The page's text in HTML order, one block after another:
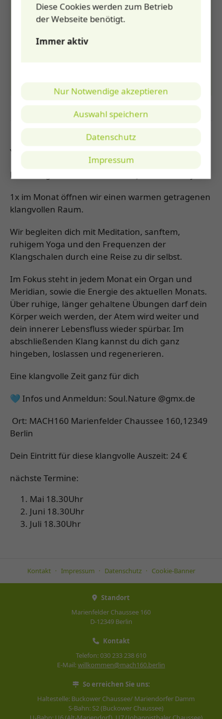
Gesundheitslounge
Marienfelder Chaussee 160
Yoga und Klang mit Sina und Claudi
Eine klangvolle Reise durch den Jahreszeitenzyklus
1x im Monat öffnen wir einen warmen getragenen
klangvollen Raum.
Wir begleiten dich mit Meditation, sanftem,
ruhigem Yoga und den Frequenzen der
Klangschalen durch eine Reise zu dir selbst.
Im Fokus steht in jedem Monat ein Organ und
Meridian, sowie die Energie des aktuellen Monats.
Über ruhige, länger gehaltene Übungen darf dein
Körper weich werden, der Atem wird weiter und
dein innerer Lebensfluss wieder spürbar. Im
abschließenden Klang kannst du dich ganz
hingeben, loslassen und regenerieren.
Eine klangvolle Zeit ganz für dich
🩵 Infos und Anmeldun: Soul.Nature @gmx.de
Ort: MACH160 Marienfelder Chaussee 160,12349
Berlin
Dein Eintritt für diese klangvolle Auszeit: 24 €
nächste Termine:
Mai 18.30Uhr
Juni 18.30Uhr
Juli 18.30Uhr
Kontakt Impressum Datenschutz Cookie-Banner
Standort
Marienfelder Chaussee 160
D-12349 Berlin
Kontakt
Telefon: 030 233 238 610
E-Mail:willkommen@mach160.berlin
So erreichen Sie uns:
Haltestelle: Buckower Chaussee/ Mariendorfer Damm
S-Bahn: S2 (Buckower Chaussee)
Diese Cookies werden zum Betrieb
der Webseite benötigt.
Immer aktiv
Nur Notwendige akzeptieren
Auswahl speichern
Datenschutz
Impressum